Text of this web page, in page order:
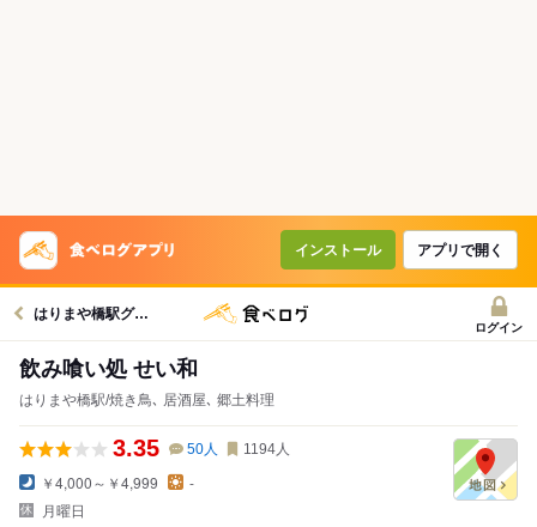
インストール アプリで開く
はりまや橋駅グルメへ
ログイン
飲み喰い処 せい和
はりまや橋駅/焼き鳥､ 居酒屋､ 郷土料理
3.35 50人 1194人
￥4,000～￥4,999
-
月曜日